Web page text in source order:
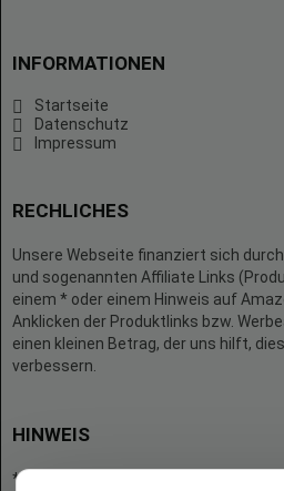
INFORMATIONEN
Startseite
Datenschutz
Impressum
RECHLICHES
Unsere Webseite finanziert sich
und sogenannten Affiliate Links
einem * oder einem Hinweis auf
Anklicken der Produktlinks bzw.
einen kleinen Betrag, der uns hilft,
verbessern.
HINWEIS
* = Afilliate-Link (=Werbung)